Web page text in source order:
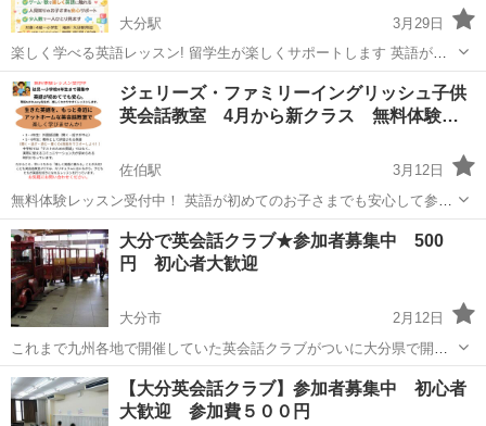
大分駅
3月29日
楽しく学べる英語レッスン! 留学生が楽しくサポートします 英語が初
めてのお子さまでも大歓迎です！ ✔ ゲーム・歌で楽しく英語に触れる
✔ 保育園でのボランティア経験豊富！ ✔ グループ参加/ 少人数 OK 👶
...
大分 大分市 大分駅 英会話 子ども
ジェリーズ・ファミリーイングリッシュ子供
英会話教室 4月から新クラス 無料体験…
佐伯駅
3月12日
無料体験レッスン受付中！ 英語が初めてのお子さまでも安心して参加
できる、アットホームな英会話教室です。 現役ALTの Jerry 先生が、
楽しくわかりやすくレッスンします。 🧒 対象年齢 幼児〜小学校4年生
ま...
大分 佐伯市 佐伯駅 英会話 幼児
大分で英会話クラブ★参加者募集中 500
円 初心者大歓迎
大分市
2月12日
これまで九州各地で開催していた英会話クラブがついに大分県で開催
になりました 英会話クラブは英語をたくさん話して英語を上達させよ
うという英会話勉強会です また英会話を勉強している仲間ができるの
で、ぜひ参加してみてください ...
大分 大分市 英会話 クラブ
【大分英会話クラブ】参加者募集中 初心者
大歓迎 参加費５００円